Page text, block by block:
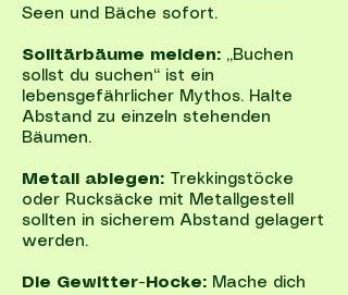
Seen und Bäche sofort.
Solitärbäume meiden: „Buchen
sollst du suchen“ ist ein
lebensgefährlicher Mythos. Halte
Abstand zu einzeln stehenden
Bäumen.
Metall ablegen: Trekkingstöcke
oder Rucksäcke mit Metallgestell
sollten in sicherem Abstand gelagert
werden.
Die Gewitter-Hocke: Mache dich